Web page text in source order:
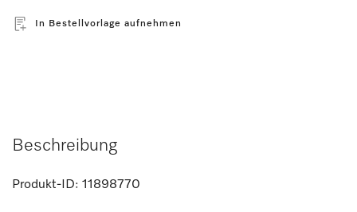
In Bestellvorlage aufnehmen
Beschreibung
Produkt-ID: 11898770